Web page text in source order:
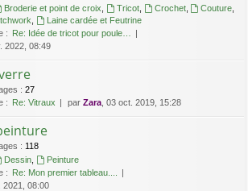
Broderie et point de croix Tricot, Crochet, Couture
Laine cardée et Feutrine
: Re: Idée de tricot pour poule…
2022, 08:49
: 27
: Re: Vitraux par Zara , 03 oct. 2019, 15:28
: 118
Dessin,
Peinture
: Re: Mon premier tableau....
2021, 08:00